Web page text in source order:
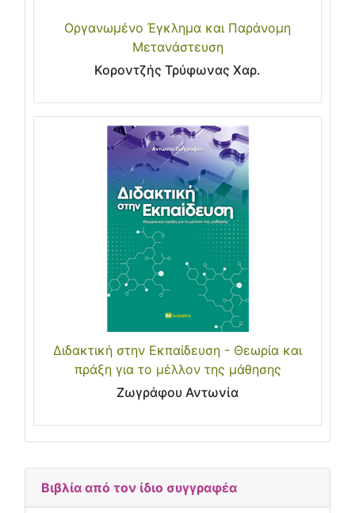
Οργανωμένο Έγκλημα και Παράνομη
Μετανάστευση
Κοροντζής Τρύφωνας Χαρ.
Διδακτική στην Εκπαίδευση - Θεωρία και
πράξη για το μέλλον της μάθησης
Ζωγράφου Αντωνία
Βιβλία από τον ίδιο συγγραφέα